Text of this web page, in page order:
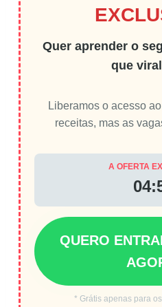
Quer aprender o
que
Liberamos o acesso
receitas, mas as
A OFERTA
QUERO
* Grátis apenas para